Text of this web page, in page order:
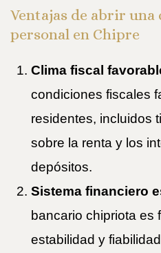
Ventajas de abrir
personal en Chipre
Clima fiscal
condiciones fiscales
residentes, incluidos
sobre la renta y los
depósitos.
Sistema financiero
bancario chipriota es
estabilidad y